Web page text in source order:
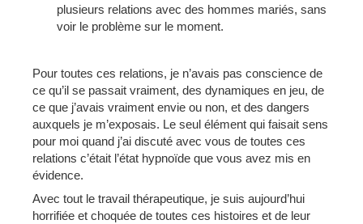
plusieurs relations avec des hommes mariés, sans
voir le problème sur le moment.
Pour toutes ces relations, je n’avais pas conscience de
ce qu’il se passait vraiment, des dynamiques en jeu, de
ce que j’avais vraiment envie ou non, et des dangers
auxquels je m’exposais. Le seul élément qui faisait sens
pour moi quand j’ai discuté avec vous de toutes ces
relations c’était l’état hypnoïde que vous avez mis en
évidence.
Avec tout le travail thérapeutique, je suis aujourd’hui
horrifiée et choquée de toutes ces histoires et de leur